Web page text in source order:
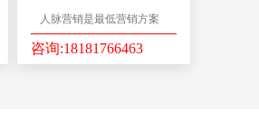
人脉营销是最低营销方案
咨询:18181766463